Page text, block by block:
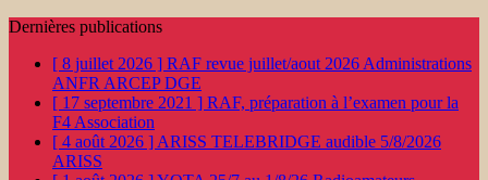
Dernières publications
[ 8 juillet 2026 ] RAF revue juillet/aout 2026 Administrations
ANFR ARCEP DGE
[ 17 septembre 2021 ] RAF, préparation à l’examen pour la
F4 Association
[ 4 août 2026 ] ARISS TELEBRIDGE audible 5/8/2026
ARISS